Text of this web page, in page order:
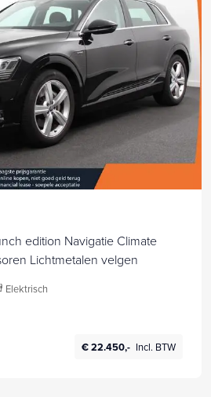
edition Navigatie Climate
Lichtmetalen velgen
Elektrisch
€ 22.450,- Incl. BTW